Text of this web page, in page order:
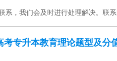
，我们会及时进行处理解决。联系
考专升本教育理论题型及分